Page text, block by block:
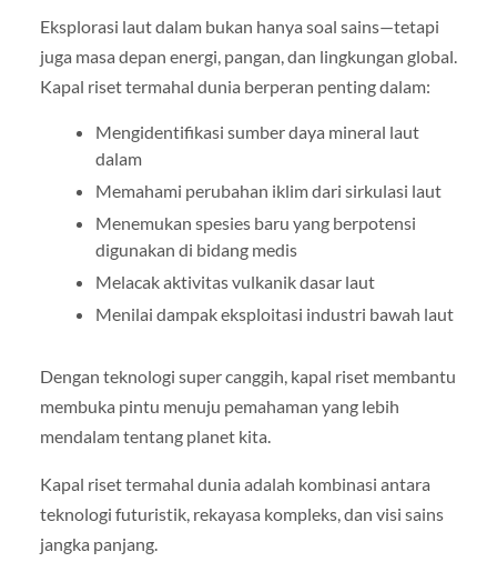
Eksplorasi laut dalam bukan hanya soal sains—tetapi
juga masa depan energi, pangan, dan lingkungan global.
Kapal riset termahal dunia berperan penting dalam:
Mengidentifikasi sumber daya mineral laut
dalam
Memahami perubahan iklim dari sirkulasi laut
Menemukan spesies baru yang berpotensi
digunakan di bidang medis
Melacak aktivitas vulkanik dasar laut
Menilai dampak eksploitasi industri bawah laut
Dengan teknologi super canggih, kapal riset membantu
membuka pintu menuju pemahaman yang lebih
mendalam tentang planet kita.
Kapal riset termahal dunia adalah kombinasi antara
teknologi futuristik, rekayasa kompleks, dan visi sains
jangka panjang.